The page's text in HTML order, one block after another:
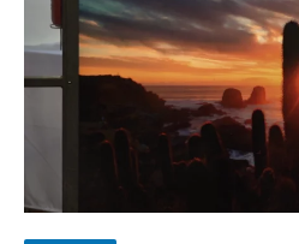
UOH y Municipalidad de Machalí
esterilización de mascotas
Hospital de Santa Cruz y
alianza para mejorar el acceso a
gastroenterológica